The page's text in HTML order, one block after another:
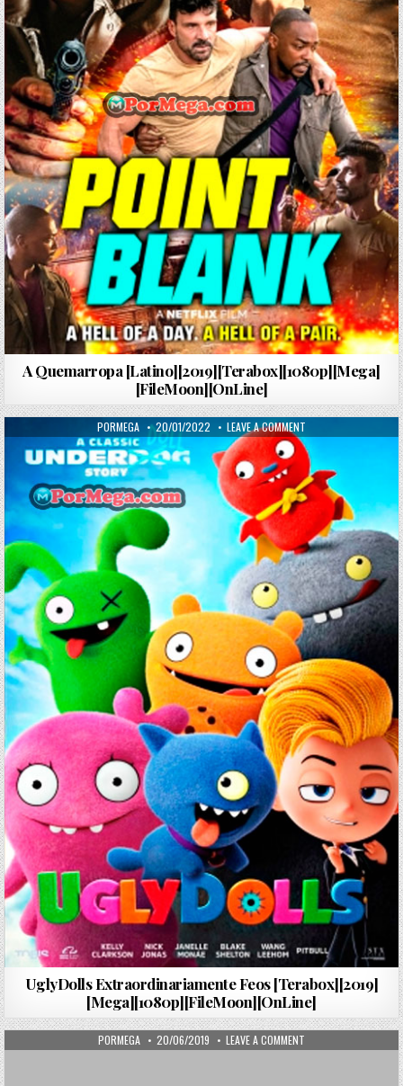
A Quemarropa [Latino][2019][Terabox][1080p][Mega]
[FileMoon][OnLine]
AUTHOR:
PORMEGA PUBLISHED DATE:
20/01/2022 LEAVE A COMMENT ON UGLYDOLLS
UglyDolls Extraordinariamente Feos [Terabox][2019]
[Mega][1080p][FileMoon][OnLine]
AUTHOR:
PORMEGA PUBLISHED DATE:
20/06/2019 LEAVE A COMMENT